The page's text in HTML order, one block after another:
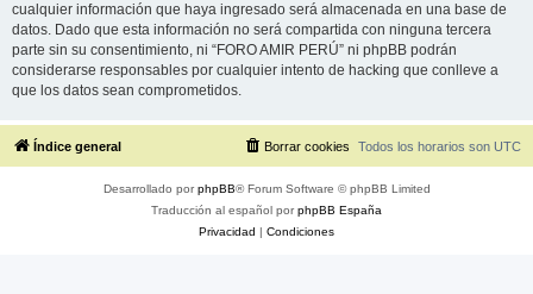
cualquier información que haya ingresado será almacenada en una base de
datos. Dado que esta información no será compartida con ninguna tercera
parte sin su consentimiento, ni “FORO AMIR PERÚ” ni phpBB podrán
considerarse responsables por cualquier intento de hacking que conlleve a
que los datos sean comprometidos.
Índice general Todos los horarios son UTC
Borrar cookies
Desarrollado porphpBB® Forum Software © phpBB Limited
Traducción al español porphpBB España
Privacidad | Condiciones